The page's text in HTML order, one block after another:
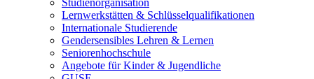
Studienorganisation
Lernwerkstätten & Schlüsselqualifikationen
Internationale Studierende
Gendersensibles Lehren & Lernen
Seniorenhochschule
Angebote für Kinder & Jugendliche